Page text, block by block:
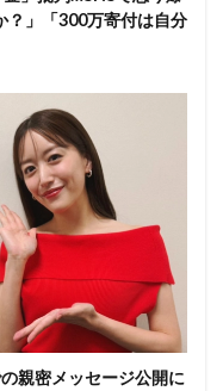
？」「300万寄付は自分
親密メッセージ公開に